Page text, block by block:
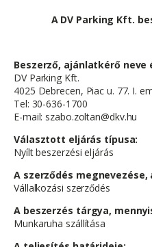
A DV Parking Kft.
Beszerző, ajánlatkérő neve
DV Parking Kft.
4025 Debrecen, Piac u. 77. I.
Tel: 30-636-1700
E-mail: szabo.zoltan@dkv.hu
Választott eljárás típusa:
Nyílt beszerzési eljárás
A szerződés
Vállalkozási szerződés
A beszerzés tárgya,
Munkaruha szállítása